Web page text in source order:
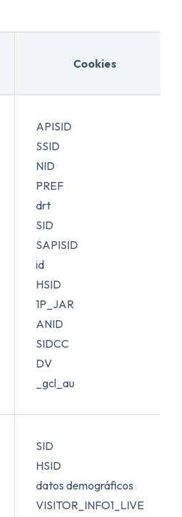
Cookies
APISID
SSID
NID
PREF
drt
SID
SAPISID
id
HSID
1P_JAR
ANID
SIDCC
DV
_gcl_au
SID
HSID
datos demográficos
VISITOR_INFO1_LIVE